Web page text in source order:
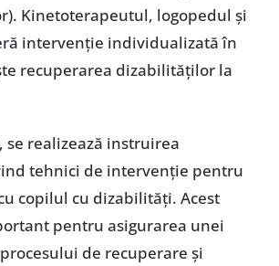
Kinetoterapeutul, logopedul și
intervenție individualizată în
recuperarea dizabilităților la
se realizează instruirea
tehnici de intervenție pentru
copilul cu dizabilități. Acest
pentru asigurarea unei
de recuperare și